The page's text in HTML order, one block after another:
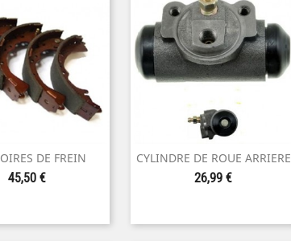
DE FREIN
Prix
45,50 €
rapide
CYLINDRE DE ROUE ARRIERE
Prix
26,99 €
Aperçu rapide